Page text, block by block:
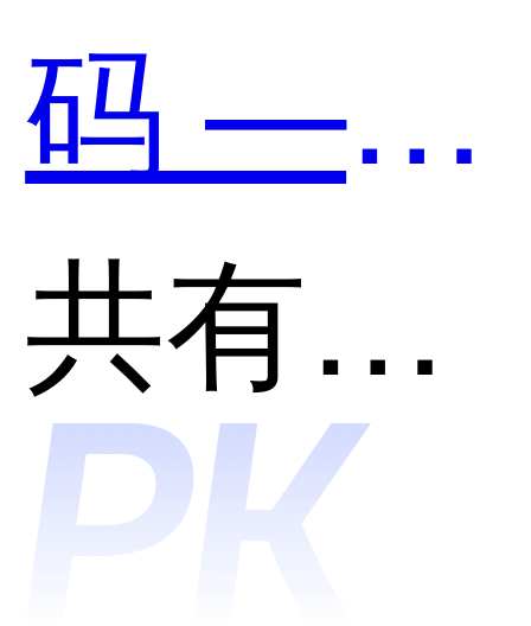
码 —
和天工
共有分类：开发者工具